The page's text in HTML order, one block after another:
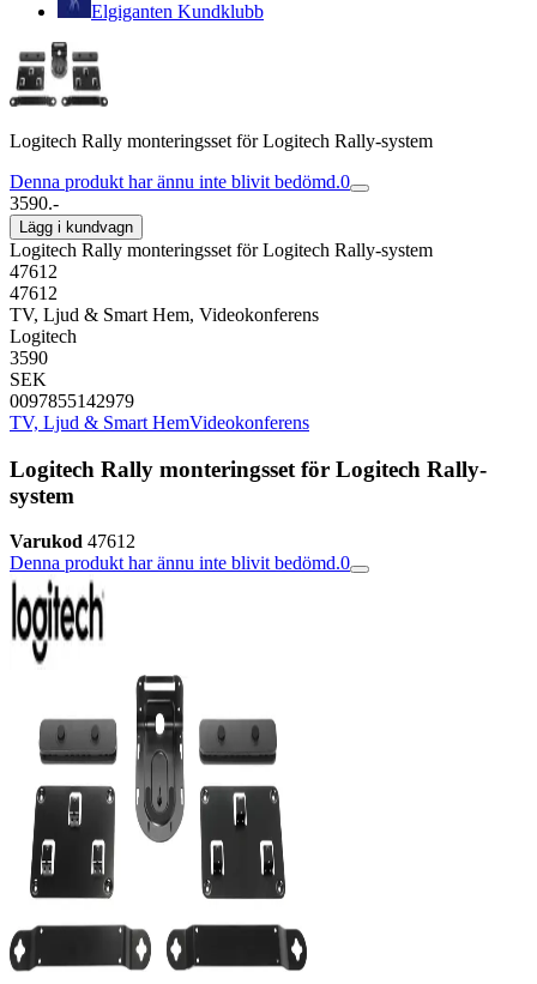
Elgiganten Kundklubb
Logitech Rally monteringsset för Logitech Rally-system
Denna produkt har ännu inte blivit bedömd.0
3590.-
Lägg i kundvagn
Logitech Rally monteringsset för Logitech Rally-system
47612
47612
TV, Ljud & Smart Hem, Videokonferens
Logitech
3590
SEK
0097855142979
TV, Ljud & Smart HemVideokonferens
Logitech Rally monteringsset för Logitech Rally-
system
Varukod 47612
Denna produkt har ännu inte blivit bedömd.0